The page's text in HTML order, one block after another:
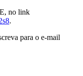
no link
.
para o e-mail